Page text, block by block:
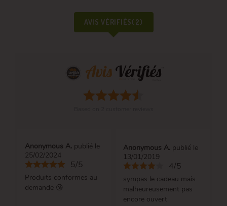
AVIS VÉRIFIÉS(2)
Anonymous A. publié le
25/02/2024
5/5
Produits conformes au
demande 😘
Anonymous A. publié le
13/01/2019
4/5
sympas le cadeau mais
malheureusement pas
encore ouvert